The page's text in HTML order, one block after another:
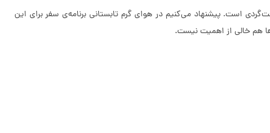
است. پیشنهاد می‌کنیم در هوای گرم تابستانی برنامه‌ی سفر برای این
هم خالی از اهمیت نیست.